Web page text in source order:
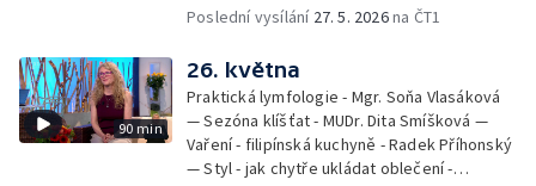
zahrada - Petra Matějková — Kulturní tipy
Poslední vysílání 27. 5. 2026na ČT1
90 min
26. května
Praktická lymfologie - Mgr. Soňa Vlasáková
— Sezóna klíšťat - MUDr. Dita Smíšková —
Vaření - filipínská kuchyně - Radek Příhonský
— Styl - jak chytře ukládat oblečení -